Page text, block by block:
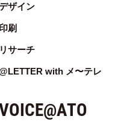
ザイン
印刷
リサーチ
with メ〜テレ